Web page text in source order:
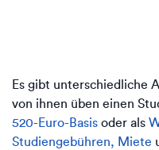
Es gibt unterschiedliche
von ihnen üben einen
520-Euro-Basis oder als
Studiengebühren, Miete